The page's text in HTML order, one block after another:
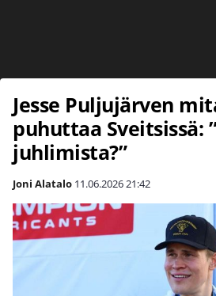
Jesse Puljujärven
puhuttaa Sveitsissä:
juhlimista?”
Joni Alatalo 11.06.202621:42